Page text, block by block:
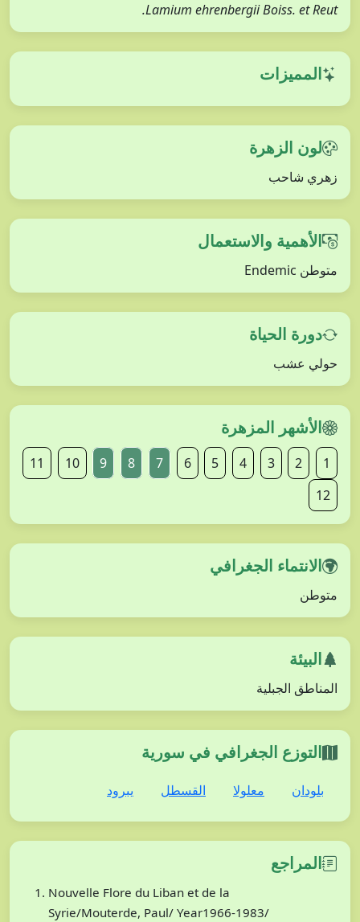
Lamium ehrenbergii Boiss. et Reut.
المميزات
لون الزهرة
زهري شاحب
الأهمية والاستعمال
متوطن Endemic
دورة الحياة
حولي عشب
الأشهر المزهرة
1
2
3
4
5
6
7
8
9
10
11
12
الانتماء الجغرافي
متوطن
البيئة
المناطق الجبلية
التوزع الجغرافي في سورية
بلودان معلولا القسطل يبرود
المراجع
Nouvelle Flore du Liban et de la
Syrie/Mouterde, Paul/ Year1966-1983/